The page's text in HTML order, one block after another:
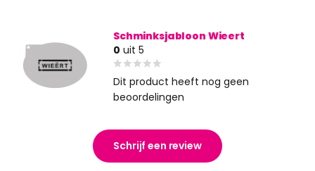
Schminksjabloon Wieert
0 uit 5
Dit product heeft nog geen
beoordelingen
Schrijf een review